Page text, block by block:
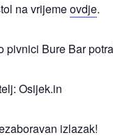
na vrijemeovdje.
pivnici Bure Bar
Osijek.in
izlazak!